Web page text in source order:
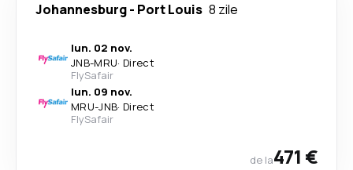
Johannesburg- Port Louis 8 zile
lun. 02 nov.
JNB-MRU· Direct
FlySafair
lun. 09 nov.
MRU-JNB· Direct
FlySafair
de la471 €